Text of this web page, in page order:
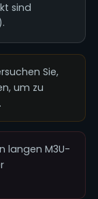
sind
Sie,
um zu
langen M3U-